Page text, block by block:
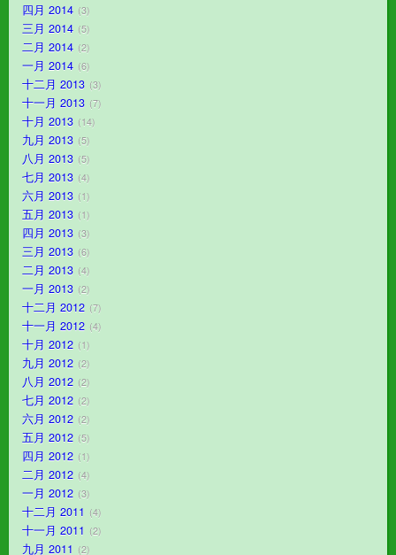
四月 2014 3
三月 2014 5
二月 2014 2
一月 2014 6
十二月 2013 3
十一月 2013 7
十月 2013 14
九月 2013 5
八月 2013 5
七月 2013 4
六月 2013 1
五月 2013 1
四月 2013 3
三月 2013 6
二月 2013 4
一月 2013 2
十二月 2012 7
十一月 2012 4
十月 2012 1
九月 2012 2
八月 2012 2
七月 2012 2
六月 2012 2
五月 2012 5
四月 2012 1
二月 2012 4
一月 2012 3
十二月 2011 4
十一月 2011 2
九月 2011 2